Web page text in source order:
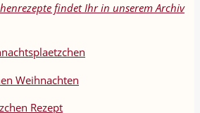
findet Ihr in unserem Archiv